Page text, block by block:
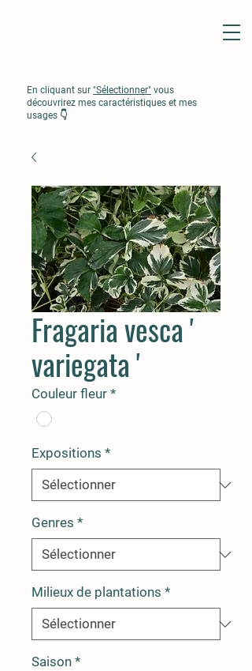
En cliquant sur "Sélectionner" vous
découvrirez mes caractéristiques et mes
usages 👇
Fragaria vesca '
variegata '
Couleur fleur *
Expositions *
Genres *
Milieux de plantations *
Saison *